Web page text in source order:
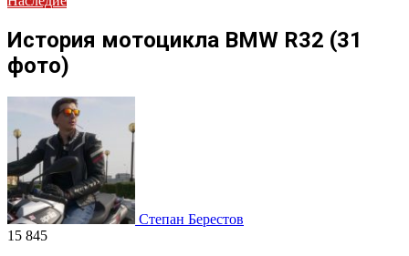
История мотоцикла BMW R32 (31
фото)
Степан Берестов
15 845